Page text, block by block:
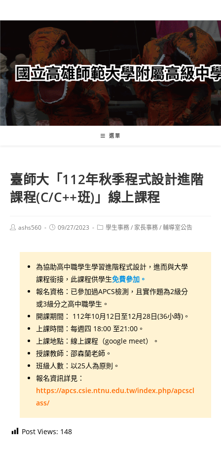
轉
要
內
容
選單
臺師大「112年秋季程式設計進階
課程(C/C++班)」線上課程
Postashs560
Post09/27/2023
Post學生事務/ 家長事務/輔導室公告
為協助高中職學生學習進階程式設計，進而與大學
課程銜接，此課程供學生免費參加。
報名資格：已參加過APCS檢測，且實作題為2級分
或3級分之高中職學生。
開課期間： 112年10月12日至12月28日(36小時)。
上課時間：每週四 18:00 至21:00。
上課地點：線上課程（google meet）。
授課教師：邵森蘭老師。
班級人數：以25人為原則。
報名資訊詳見：
https://apcs.csie.ntnu.edu.tw/index.php/apcscl
ass/
Post Views: 148